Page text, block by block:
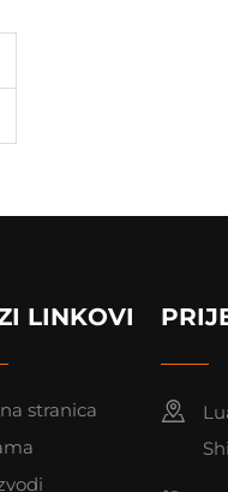
LINKOVI
stranica